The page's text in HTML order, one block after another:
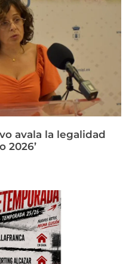
avala la legalidad
2026’